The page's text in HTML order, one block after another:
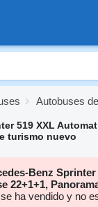
Autobuses
519 XXL
turismo nuevo
Benz Sprinter
22+1+1,
se ha vendido y no